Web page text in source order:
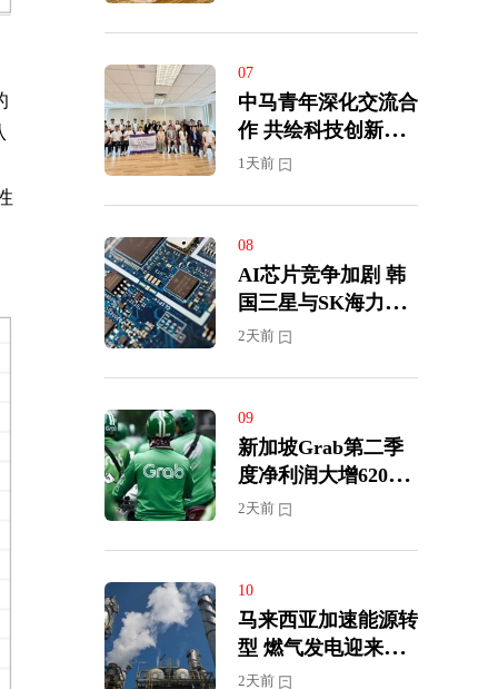
07
中马青年深化交流合
作 共绘科技创新新
蓝图
1天前
08
AI芯片竞争加剧 韩
国三星与SK海力士
展开半导体人才争夺
2天前
09
新加坡Grab第二季
度净利润大增620%
上调全年营收及盈利
2天前
10
马来西亚加速能源转
型 燃气发电迎来投
资新周期
2天前